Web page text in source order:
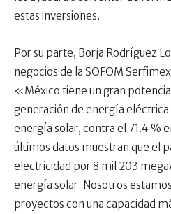
estas inversiones.
Por su parte, Borja Rodríguez
negocios de la SOFOM
«México tiene un gran
generación de energía
energía solar, contra el 71.4 %
últimos datos muestran que el
electricidad por 8 mil 203
energía solar. Nosotros
proyectos con una capacidad